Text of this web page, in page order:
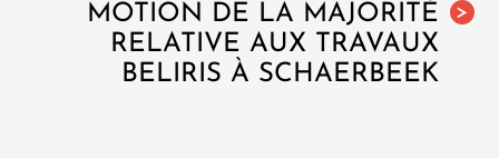
>
MOTION DE LA MAJORITÉ
RELATIVE AUX TRAVAUX
BELIRIS À SCHAERBEEK